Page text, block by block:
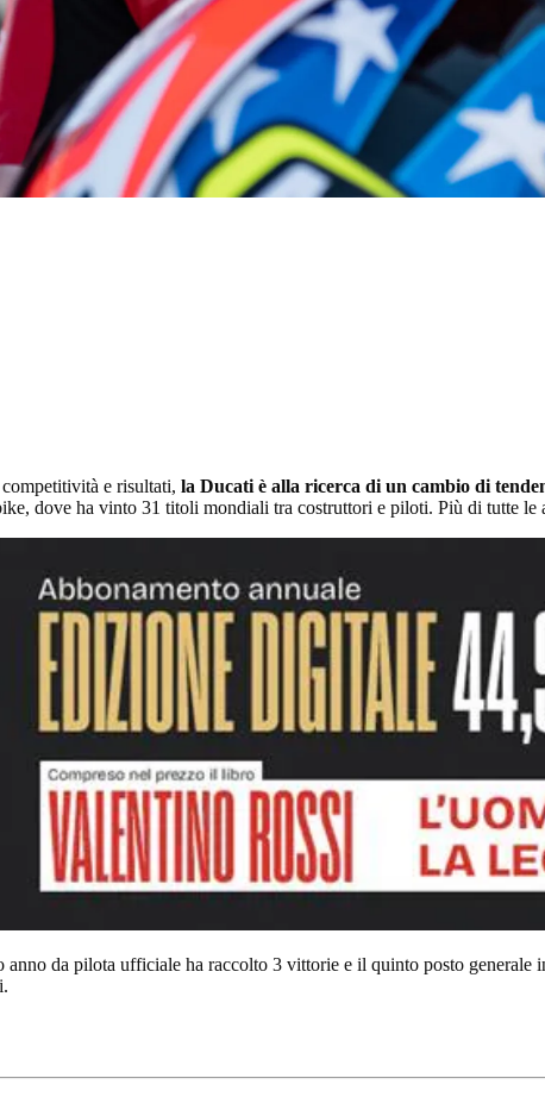
e risultati, la Ducati è alla ricerca di un cambio di
dove ha vinto 31 titoli mondiali tra costruttori e piloti. Più di tutte le
da pilota ufficiale ha raccolto 3 vittorie e il quinto posto generale